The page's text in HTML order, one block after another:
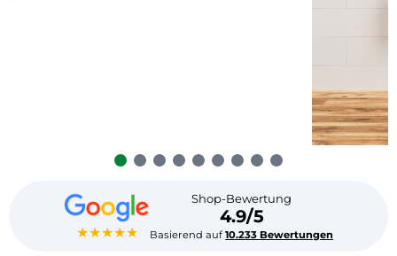
★★★★★
Shop-Bewertung
4.9/5
Basierend auf10.233 Bewertungen